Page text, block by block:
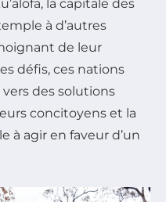
la capitale des
à d’autres
de leur
défis, ces nations
des solutions
concitoyens et la
à agir en faveur d’un